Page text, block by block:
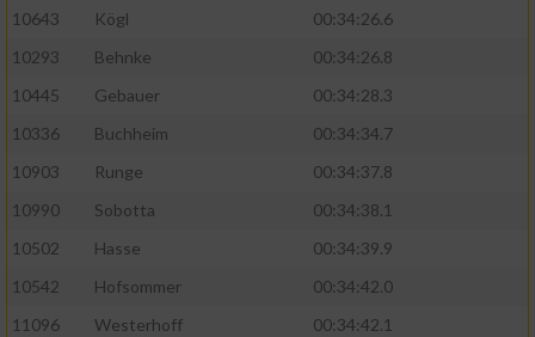
10643
Kögl
00:34:26.6
10293
Behnke
00:34:26.8
10445
Gebauer
00:34:28.3
10336
Buchheim
00:34:34.7
10903
Runge
00:34:37.8
10990
Sobotta
00:34:38.1
10502
Hasse
00:34:39.9
10542
Hofsommer
00:34:42.0
11096
Westerhoff 00:34:42.1